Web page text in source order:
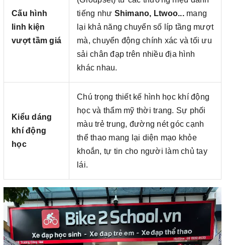
Cấu hình
linh kiện
vượt tầm giá
tiếng như Shimano, Ltwoo...mang
lại khả năng chuyển số líp tầng mượt
mà, chuyển động chính xác và tối ưu
sải chân đạp trên nhiều địa hình
khác nhau.
Kiểu dáng
khí động
học
Chú trọng thiết kế hình học khí động
học và thẩm mỹ thời trang. Sự phối
màu trẻ trung, đường nét góc cạnh
thể thao mang lại diện mạo khỏe
khoắn, tự tin cho người làm chủ tay
lái.